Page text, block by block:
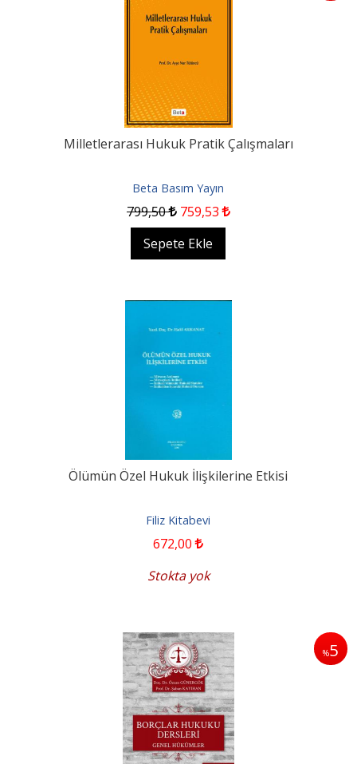
Milletlerarası Hukuk Pratik Çalışmaları
Beta Basım Yayın
799,50 759,53
Sepete Ekle
Ölümün Özel Hukuk İlişkilerine Etkisi
Filiz Kitabevi
672,00
Stokta yok
%5